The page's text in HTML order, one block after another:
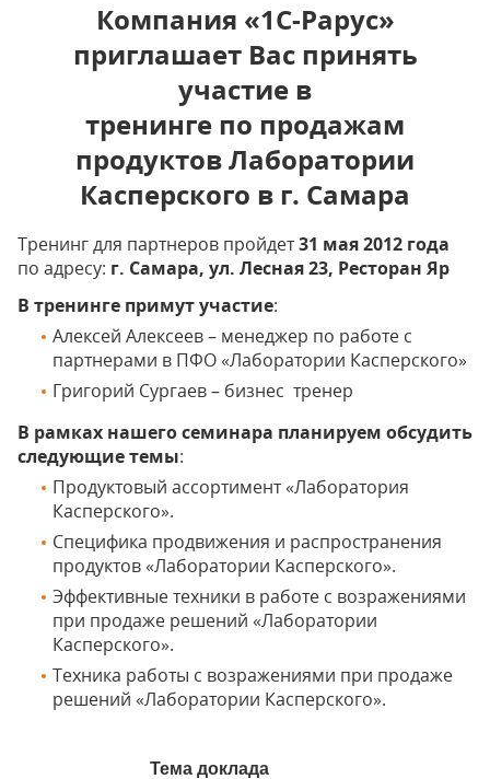
Компания «1С-Рарус»
приглашает Вас принять
участие в
тренинге по продажам
продуктов Лаборатории
Касперского в г. Самара
Тренинг для партнеров пройдет31 мая 2012 года
по адресу: г. Самара, ул. Лесная 23, Ресторан Яр
В тренинге примут участие:
Алексей Алексеев – менеджер по работе с
партнерами в ПФО «Лаборатории Касперского»
Григорий Сургаев – бизнес тренер
В рамках нашего семинара планируем обсудить
следующие темы:
Продуктовый ассортимент «Лаборатория
Касперского».
Специфика продвижения и распространения
продуктов «Лаборатории Касперского».
Эффективные техники в работе с возражениями
при продаже решений «Лаборатории
Касперского».
Техника работы с возражениями при продаже
решений «Лаборатории Касперского».
Тема доклада